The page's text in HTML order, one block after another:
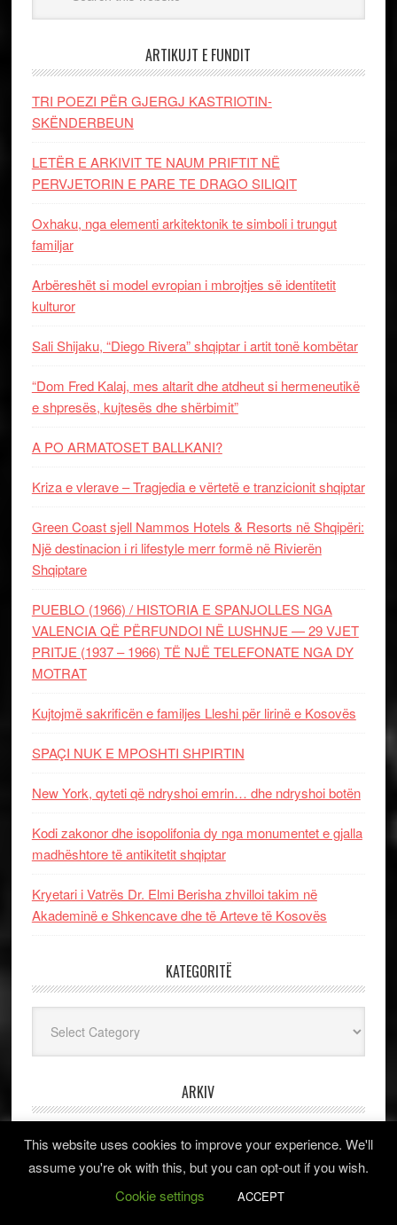
ARTIKUJT E FUNDIT
TRI POEZI PËR GJERGJ KASTRIOTIN-
SKËNDERBEUN
LETËR E ARKIVIT TE NAUM PRIFTIT NË
PERVJETORIN E PARE TE DRAGO SILIQIT
Oxhaku, nga elementi arkitektonik te simboli i trungut
familjar
Arbëreshët si model evropian i mbrojtjes së identitetit
kulturor
Sali Shijaku, “Diego Rivera” shqiptar i artit tonë kombëtar
“Dom Fred Kalaj, mes altarit dhe atdheut si hermeneutikë
e shpresës, kujtesës dhe shërbimit”
A PO ARMATOSET BALLKANI?
Kriza e vlerave – Tragjedia e vërtetë e tranzicionit shqiptar
Green Coast sjell Nammos Hotels & Resorts në Shqipëri:
Një destinacion i ri lifestyle merr formë në Rivierën
Shqiptare
PUEBLO (1966) / HISTORIA E SPANJOLLES NGA
VALENCIA QË PËRFUNDOI NË LUSHNJE — 29 VJET
PRITJE (1937 – 1966) TË NJË TELEFONATE NGA DY
MOTRAT
Kujtojmë sakrificën e familjes Lleshi për lirinë e Kosovës
SPAÇI NUK E MPOSHTI SHPIRTIN
New York, qyteti që ndryshoi emrin… dhe ndryshoi botën
Kodi zakonor dhe isopolifonia dy nga monumentet e gjalla
madhështore të antikitetit shqiptar
Kryetari i Vatrës Dr. Elmi Berisha zhvilloi takim në
Akademinë e Shkencave dhe të Arteve të Kosovës
KATEGORITË
ARKIV
Arkiv
This website uses cookies to improve your experience. We'll
assume you're ok with this, but you can opt-out if you wish.
Cookie settings
ACCEPT